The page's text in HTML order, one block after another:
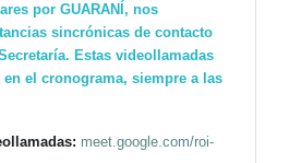
por GUARANÍ, nos
sincrónicas de contacto
Estas videollamadas
el cronograma, siempre a las
meet.google.com/roi-